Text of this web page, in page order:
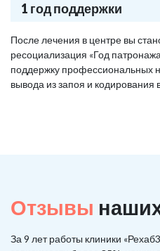
1 год поддержки
После лечения в центре вы
ресоциализация «Год
поддержку профессиональных
вывода из запоя и кодирования
Отзывы
За 9 лет работы клиники